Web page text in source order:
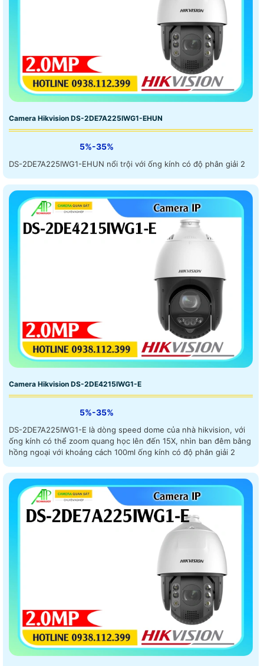
Camera Hikvision DS-2DE7A225IWG1-EHUN
5%-35%
DS-2DE7A225IWG1-EHUN nổi trội với ống kính có độ phân giải 2
Camera Hikvision DS-2DE4215IWG1-E
5%-35%
DS-2DE7A225IWG1-E là dòng speed dome của nhà hikvision, với
ống kính có thể zoom quang học lên đến 15X, nhìn ban đêm bằng
hồng ngoại với khoảng cách 100ml ống kính có độ phân giải 2